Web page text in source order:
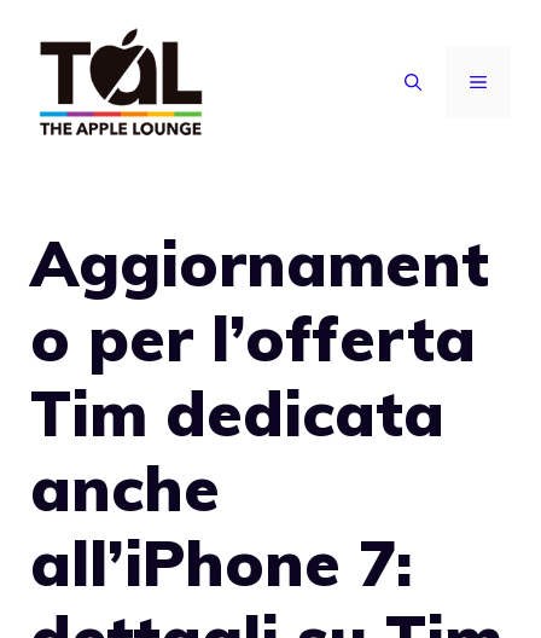
contenuto
MENU
Aggiornament
o per l’offerta
Tim dedicata
anche
all’iPhone 7: